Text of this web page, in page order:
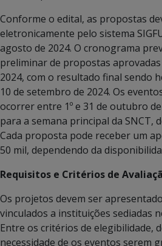
Conforme o edital, as propostas
eletronicamente pelo sistema
agosto de 2024. O cronograma
preliminar de propostas
2024, com o resultado final sendo
10 de setembro de 2024. Os
ocorrer entre 1º e 31 de outubro
para a semana principal da SNCT,
Cada proposta pode receber um
50 mil, dependendo da
Requisitos e Critérios de
Os projetos devem ser
vinculados a instituições sediadas
Entre os critérios de elegibilidade,
necessidade de os eventos serem